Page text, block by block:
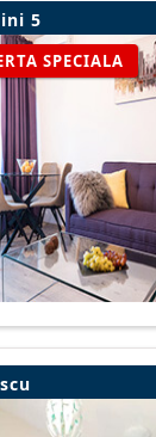
5
SPECIALA